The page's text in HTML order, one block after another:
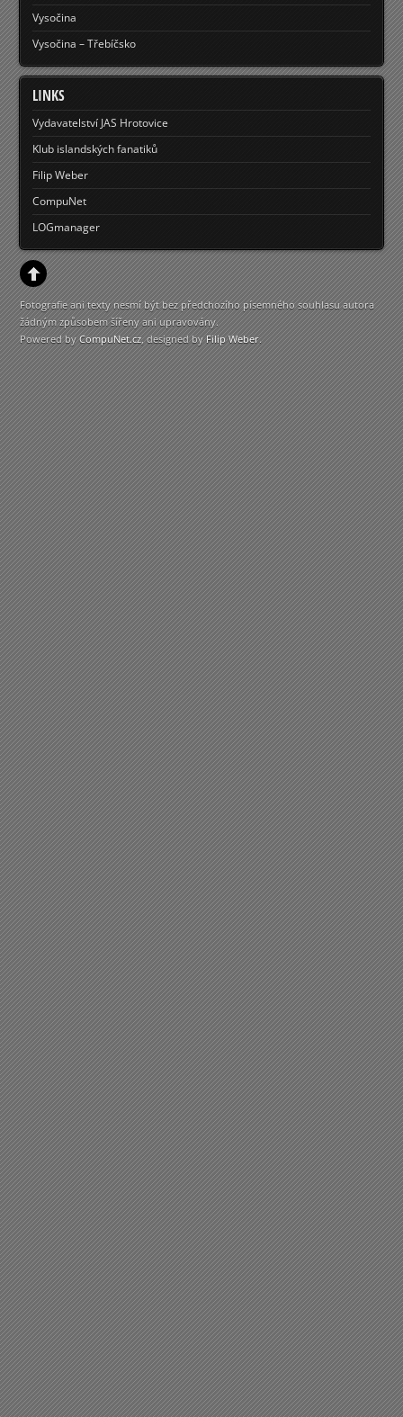
Vysočina
Vysočina – Třebíčsko
LINKS
Vydavatelství JAS Hrotovice
Klub islandských fanatiků
Filip Weber
CompuNet
LOGmanager
Fotografie ani texty nesmí být bez předchozího písemného souhlasu autora
žádným způsobem šířeny ani upravovány.
Powered byCompuNet.cz, designed byFilip Weber.